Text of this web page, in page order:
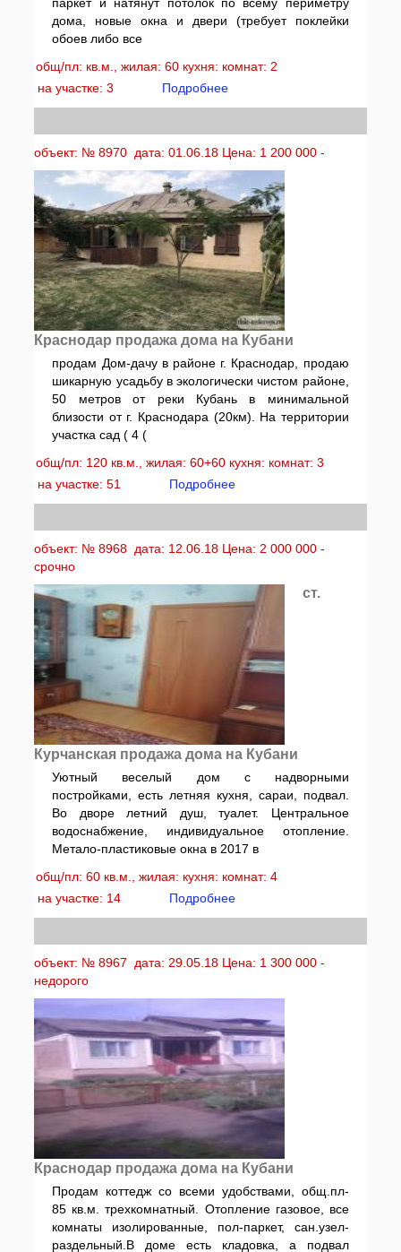
дома, новые окна и двери (требует поклейки
обоев либо все
общ/пл: кв.м., жилая: 60 кухня: комнат: 2
на участке: 3
Подробнее
объект: № 8970 дата: 01.06.18 Цена: 1 200 000 -
Краснодар продажа дома на Кубани
продам Дом-дачу в районе г. Краснодар, продаю
шикарную усадьбу в экологически чистом районе,
50 метров от реки Кубань в минимальной
близости от г. Краснодара (20км). На территории
участка сад ( 4 (
общ/пл: 120 кв.м., жилая: 60+60 кухня: комнат: 3
на участке: 51
Подробнее
объект: № 8968 дата: 12.06.18 Цена: 2 000 000 -
срочно
ст.
Курчанская продажа дома на Кубани
Уютный веселый дом с надворными
постройками, есть летняя кухня, сараи, подвал.
Во дворе летний душ, туалет. Центральное
водоснабжение, индивидуальное отопление.
Метало-пластиковые окна в 2017 в
общ/пл: 60 кв.м., жилая: кухня: комнат: 4
на участке: 14
Подробнее
объект: № 8967 дата: 29.05.18 Цена: 1 300 000 -
недорого
Краснодар продажа дома на Кубани
Продам коттедж со всеми удобствами, общ.пл-
85 кв.м. трехкомнатный. Отопление газовое, все
комнаты изолированные, пол-паркет, сан.узел-
раздельный.В доме есть кладовка, а подвал